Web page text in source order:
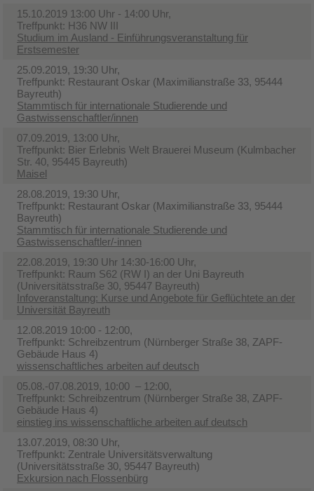
15.10.2019 13:00 Uhr - 14:00 Uhr,
Treffpunkt: H36 NW III
Studium im Ausland - Einführungsveranstaltung für
Erstsemester
25.09.2019, 19:30 Uhr,
Treffpunkt: Restaurant Oskar (Maximilianstraße 33, 95444
Bayreuth)
Stammtisch für internationale Studierende und
Gastwissenschaftler/innen
07.09.2019, 13:00 Uhr,
Treffpunkt: Bier Erlebnis Welt Brauerei Museum (Kulmbacher
Str. 40, 95445 Bayreuth)
Maisel
28.08.2019, 19:30 Uhr,
Treffpunkt: Restaurant Oskar (Maximilianstraße 33, 95444
Bayreuth)
Stammtisch für internationale Studierende und
Gastwissenschaftler/-innen
22.08.2019, 19:30 Uhr 14:30-16:00 Uhr,
Treffpunkt: Raum S62 (RW I) an der Uni Bayreuth
(Universitätsstraße 30, 95447 Bayreuth)
Infoveranstaltung: Kurse und Angebote für Geflüchtete an der
Universität Bayreuth
12.08.2019 10:00 - 12:00,
Treffpunkt: Schreibzentrum (Nürnberger Straße 38, ZAPF-
Gebäude Haus 4)
wissenschaftliches arbeiten auf deutsch
05.08.-07.08.2019, 10:00 – 12:00,
Treffpunkt: Schreibzentrum (Nürnberger Straße 38, ZAPF-
Gebäude Haus 4)
einstieg ins wissenschaftliche arbeiten auf deutsch
13.07.2019, 08:30 Uhr,
Treffpunkt: Zentrale Universitätsverwaltung
(Universitätsstraße 30, 95447 Bayreuth)
Exkursion nach Flossenbürg